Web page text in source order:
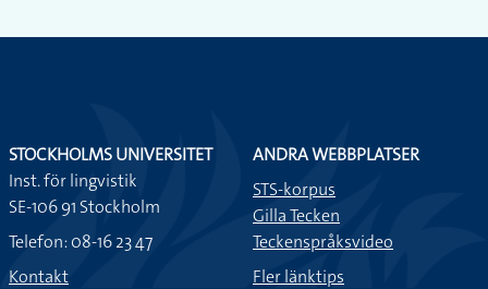
STOCKHOLMS UNIVERSITET
Inst. för lingvistik
SE-106 91 Stockholm
Telefon: 08-16 23 47
Kontakt
ANDRA WEBBPLATSER
STS-korpus
Gilla Tecken
Teckenspråksvideo
Fler länktips